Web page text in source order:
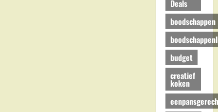
Deals
boodschappen
budget
creatief
koken